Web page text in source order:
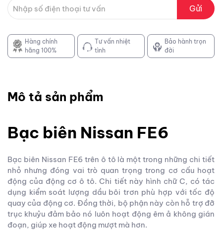
Gửi
Hàng chính
hãng 100%
Tư vấn nhiệt
tình
Bảo hành trọn
đời
Mô tả sản phẩm
Bạc biên Nissan FE6
Bạc biên Nissan FE6 trên ô tô là một trong những chi tiết
nhỏ nhưng đóng vai trò quan trọng trong cơ cấu hoạt
động của động cơ ô tô. Chi tiết này hình chữ C, có tác
dụng kiểm soát lượng dầu bôi trơn phù hợp với tốc độ
quay của động cơ. Đồng thời, bộ phận này còn hỗ trợ đỡ
trục khuỷu đảm bảo nó luôn hoạt động êm ả không gián
đoạn, giúp xe hoạt động mượt mà hơn.